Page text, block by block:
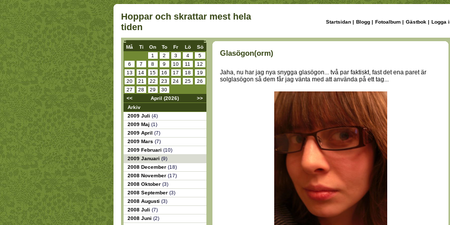
Hoppar och skrattar mest hela
tiden
Startsidan | Blogg | Fotoalbum | Gästbok | Logga
Må Ti On To Fr Lö
Sö
1
2 3 4
5
6
7 8 9 10 11
12
13
14 15 16 17 18
19
20
21 22 23 24 25
26
27
28 29
30
<<
April (2026)
>>
Arkiv
2009 Juli (4)
2009 Maj (1)
2009 April (7)
2009 Mars (7)
2009 Februari (10)
2009 Januari (9)
2008 December (18)
2008 November (17)
2008 Oktober (3)
2008 September (3)
2008 Augusti (3)
2008 Juli (7)
2008 Juni (2)
Glasögon(orm)
Jaha, nu har jag nya snygga glasögon... två par faktiskt, fast det ena paret är
solglasögon så dem får jag vänta med att använda på ett tag...